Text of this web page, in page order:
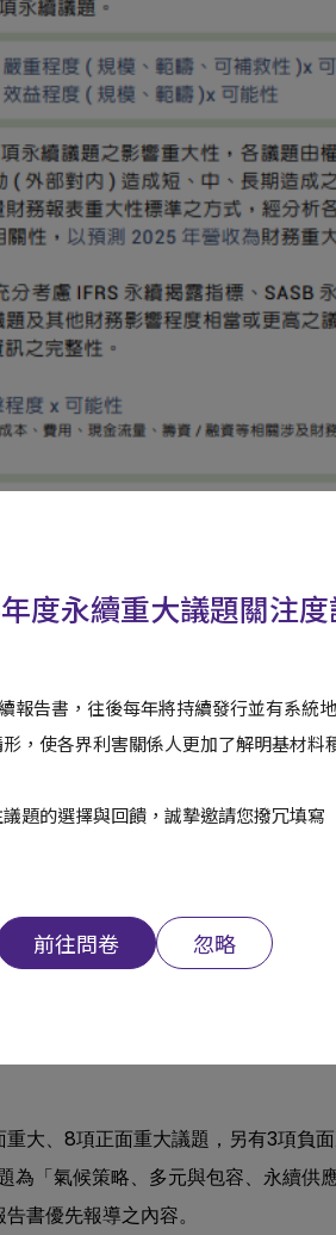
大、 8項正面重大議題，另有3項負面
為「氣候策略、多元與包容、永續
書優先報導之內容。
度永續重大議題關注
報告書，往後每年將持續發行並有系統
，使各界利害關係人更加了解明基材料
題的選擇與回饋，誠摯邀請您撥冗填寫
前往問卷 忽略